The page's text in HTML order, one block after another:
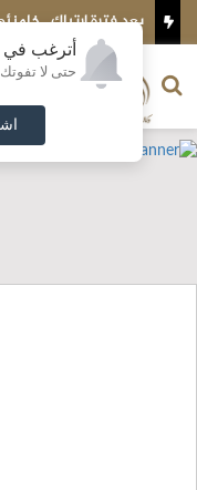
أترغب في
حتى لا تفوتك
يعيد تشكيل مجلس الأمن
الناشر و رئيس